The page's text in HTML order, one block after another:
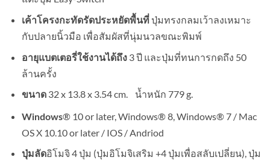
เค้าโครงกะทัดรัดประหยัดพื้นที่ปุ่มทรงกลมเว้าลงเหมาะ
กับปลายนิ้วมือ เพื่อสัมผัสที่นุ่มนวลขณะพิมพ์
อายุแบตเตอรี่ใช้งานได้ถึง3 ปี และปุ่มที่ทนการกดถึง 50
ล้านครั้ง
ขนาด32 x 13.8 x 3.54 cm. น้ำหนัก 779 g.
Windows® 10 or later, Windows® 8, Windows® 7 / Mac
OS X 10.10 or later / IOS / Andriod
ปุ่มลัดอิโมจิ 4 ปุ่ม (ปุ่มอิโมจิเสริม +4 ปุ่มเพื่อสลับเปลี่ยน), ปุ่ม